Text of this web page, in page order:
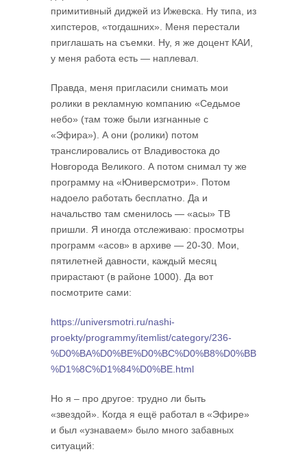
примитивный диджей из Ижевска. Ну типа, из
хипстеров, «тогдашних». Меня перестали
приглашать на съемки. Ну, я же доцент КАИ,
у меня работа есть — наплевал.
Правда, меня пригласили снимать мои
ролики в рекламную компанию «Седьмое
небо» (там тоже были изгнанные с
«Эфира»). А они (ролики) потом
транслировались от Владивостока до
Новгорода Великого. А потом снимал ту же
программу на «Юниверсмотри». Потом
надоело работать бесплатно. Да и
начальство там сменилось — «асы» ТВ
пришли. Я иногда отслеживаю: просмотры
программ «асов» в архиве — 20-30. Мои,
пятилетней давности, каждый месяц
прирастают (в районе 1000). Да вот
посмотрите сами:
https://universmotri.ru/nashi-
proekty/programmy/itemlist/category/236-
%D0%BA%D0%BE%D0%BC%D0%B8%D0%BB
%D1%8C%D1%84%D0%BE.html
Но я – про другое: трудно ли быть
«звездой». Когда я ещё работал в «Эфире»
и был «узнаваем» было много забавных
ситуаций: